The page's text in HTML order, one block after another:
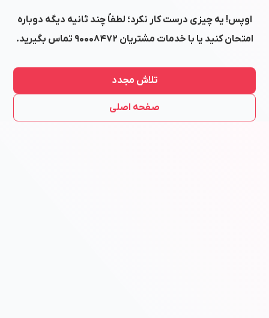
اوپس! یه چیزی درست کار نکرد؛ لطفاً چند ثانیه دیگه دوباره
امتحان کنید یا با خدمات مشتریان ۹۰۰۰۸۴۷۲ تماس بگیرید.
تلاش مجدد
صفحه اصلی